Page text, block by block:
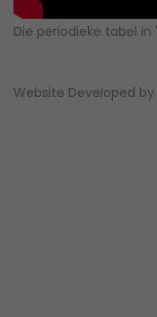
Die periodieke tabel
Website Developed by